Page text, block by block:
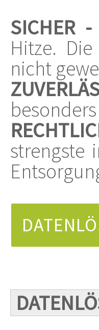
SICHER -
Hitze.
nicht
strengste